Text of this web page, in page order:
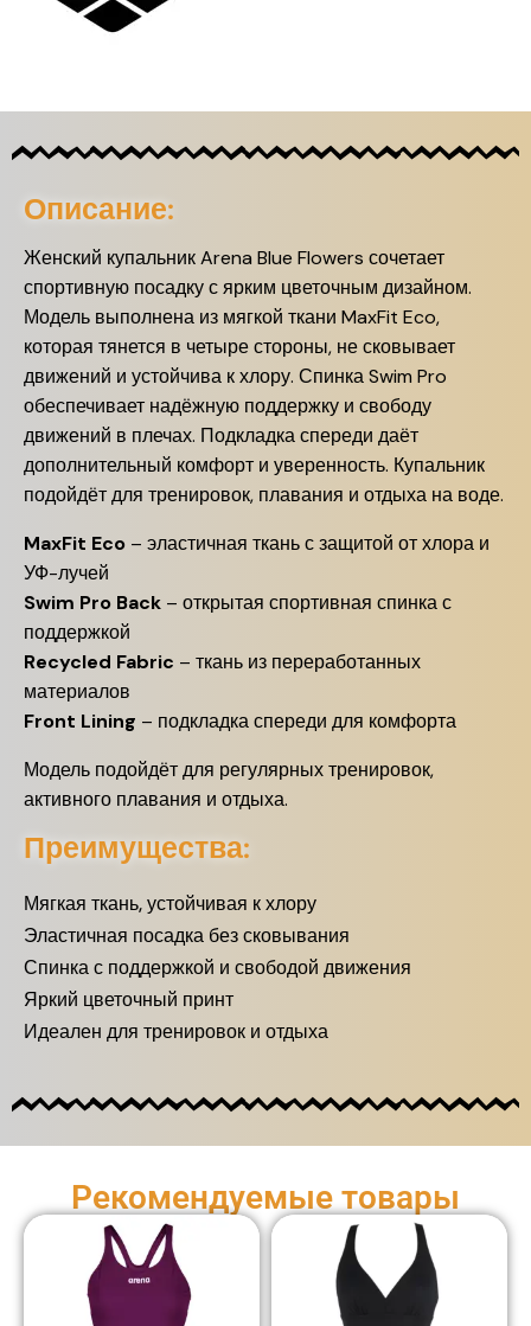
Описание:
Женский купальник Arena Blue Flowers сочетает
спортивную посадку с ярким цветочным дизайном.
Модель выполнена из мягкой ткани MaxFit Eco,
которая тянется в четыре стороны, не сковывает
движений и устойчива к хлору. Спинка Swim Pro
обеспечивает надёжную поддержку и свободу
движений в плечах. Подкладка спереди даёт
дополнительный комфорт и уверенность. Купальник
подойдёт для тренировок, плавания и отдыха на воде.
MaxFit Eco – эластичная ткань с защитой от хлора и
УФ-лучей
Swim Pro Back – открытая спортивная спинка с
поддержкой
Recycled Fabric – ткань из переработанных
материалов
Front Lining – подкладка спереди для комфорта
Модель подойдёт для регулярных тренировок,
активного плавания и отдыха.
Преимущества:
Мягкая ткань, устойчивая к хлору
Эластичная посадка без сковывания
Спинка с поддержкой и свободой движения
Яркий цветочный принт
Идеален для тренировок и отдыха
Рекомендуемые товары